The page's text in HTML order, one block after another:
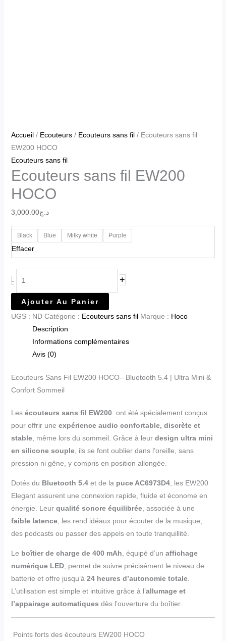
Accueil/ Ecouteurs/ Ecouteurs sans fil/ Ecouteurs sans fil
EW200 HOCO
Ecouteurs sans fil
Ecouteurs sans fil EW200
HOCO
د.ج3,000.00
Black Blue Milky white Purple
Effacer
- +
Ajouter Au Panier
UGS : ND Catégorie : Ecouteurs sans fil Marque : Hoco
Description
Informations complémentaires
Avis (0)
Ecouteurs Sans Fil EW200 HOCO– Bluetooth 5.4 | Ultra Mini &
Confort Sommeil
Les écouteurs sans fil EW200 ont été spécialement conçus
pour offrir une expérience audio confortable, discrète et
stable, même lors du sommeil. Grâce à leur design ultra mini
en silicone souple, ils se font oublier dans l’oreille, sans
pression ni gêne, y compris en position allongée.
Dotés du Bluetooth 5.4et de la puce AC6973D4, les EW200
Elegant assurent une connexion rapide, fluide et économe en
énergie. Leur qualité sonore équilibrée, associée à une
faible latence, les rend idéaux pour écouter de la musique,
des podcasts ou passer des appels en toute tranquillité.
Le boîtier de charge de 400 mAh , équipé d’un affichage
numérique LED, permet de suivre précisément le niveau de
batterie et offre jusqu’à 24 heures d’autonomie totale.
L’utilisation est simple et intuitive grâce à l’allumage et
l’appairage automatiques dès l’ouverture du boîtier.
Points forts des écouteurs EW200 HOCO